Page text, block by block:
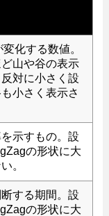
化する数値。
山や谷の表示
対に小さく設
小さく表示さ
示すもの。設
の形状に大
。
する期間。設
の形状に大